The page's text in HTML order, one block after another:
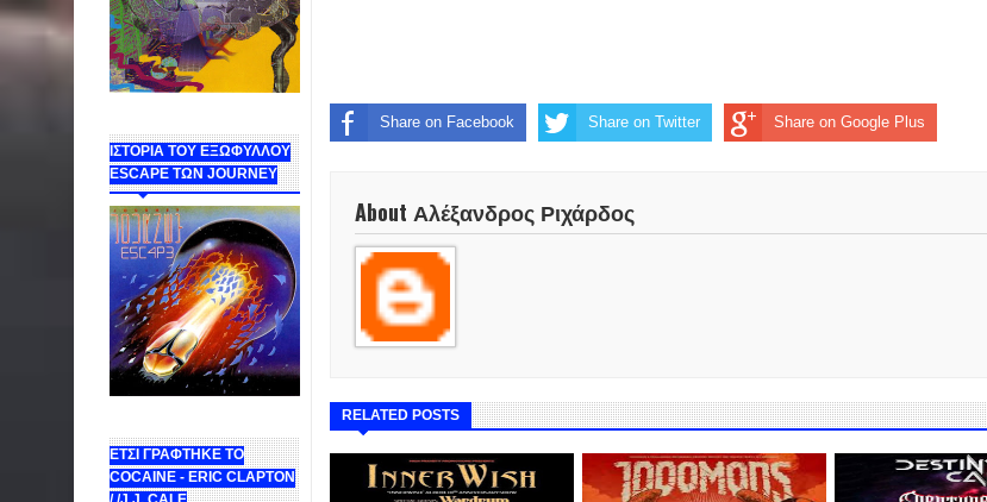
ΙΣΤΟΡΙΑ ΤΟΥ ΕΞΩΦΥΛΛΟΥ
ESCAPE ΤΩΝ JOURNEY
ΕΤΣΙ ΓΡΑΦΤΗΚΕ ΤΟ
COCAINE - ERIC CLAPTON
Share on Facebook Share on Twitter Share on Google Plus
About Αλέξανδρος Ριχάρδος
RELATED POSTS